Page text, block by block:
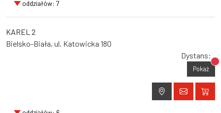
oddziałów: 7
KAREL 2
Bielsko-Biała, ul. Katowicka 180
Dystans:
Pokaż